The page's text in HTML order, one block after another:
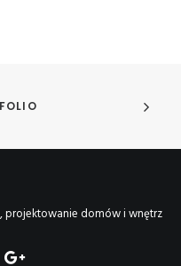
projektowanie domów i wnętrz